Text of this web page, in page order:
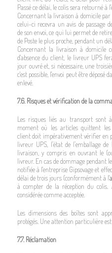
Passé ce délai, le colis sera retourné à
Concernant la livraison à domicile par
celui-ci recevra un avis de passage
de son envoi, ce qui lui permet de
de Poste le plus proche, pendant un
Concernant la livraison à domicile
d'absence du client, le livreur UPS
jour ouvré et, si nécessaire, une
c'est possible, l'envoi peut être
enlevé.
7.6. Risques et vérification de la
Les risques liés au transport sont
moment où les articles quittent les
client doit impérativement vérifier en
livreur UPS, l’état de l’emballage
livraison, y compris en ouvrant le
livreur. En cas de dommage pendant
notifiée à l'entreprise Gipsovage et
délai de trois jours (conformément à l'
à compter de la réception du
considérée comme acceptée.
Les dimensions des boîtes sont
protégés. Une attention particulière
7.7. Réclamation